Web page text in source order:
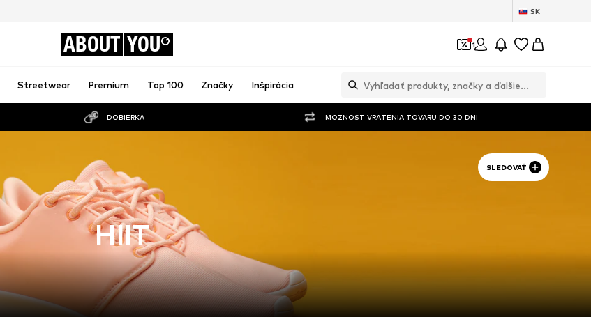
SK
ABOUT YOU 1
Streetwear Premium Top 100 Značky Inšpirácia
DOBIERKA MOŽNOSŤ VRÁTENIA TOVARU DO 30 DNÍ
SLEDOVAŤ
HIIT